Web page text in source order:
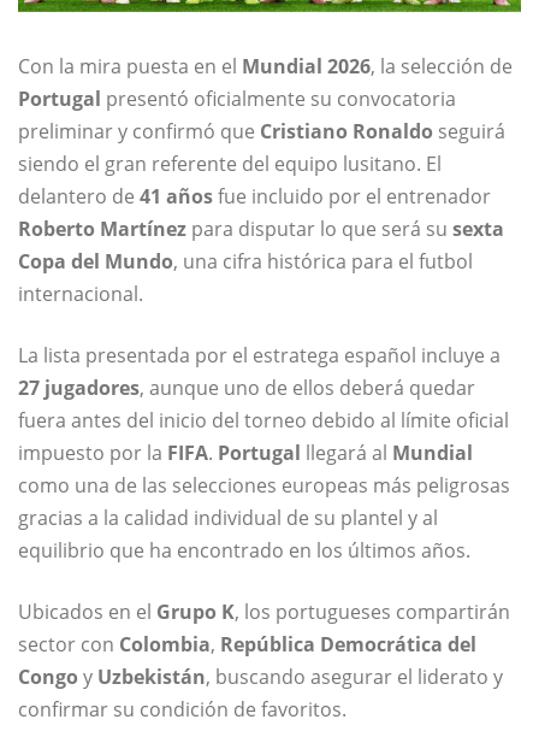
Con la mira puesta en el Mundial 2026, la selección de
Portugal presentó oficialmente su convocatoria
preliminar y confirmó que Cristiano Ronaldo seguirá
siendo el gran referente del equipo lusitano. El
delantero de 41 añosfue incluido por el entrenador
Roberto Martínez para disputar lo que será su sexta
Copa del Mundo, una cifra histórica para el futbol
internacional.
La lista presentada por el estratega español incluye a
27 jugadores, aunque uno de ellos deberá quedar
fuera antes del inicio del torneo debido al límite oficial
impuesto por la FIFA. Portugal llegará al Mundial
como una de las selecciones europeas más peligrosas
gracias a la calidad individual de su plantel y al
equilibrio que ha encontrado en los últimos años.
Ubicados en el Grupo K, los portugueses compartirán
sector con Colombia, República Democrática del
Congo y Uzbekistán, buscando asegurar el liderato y
confirmar su condición de favoritos.